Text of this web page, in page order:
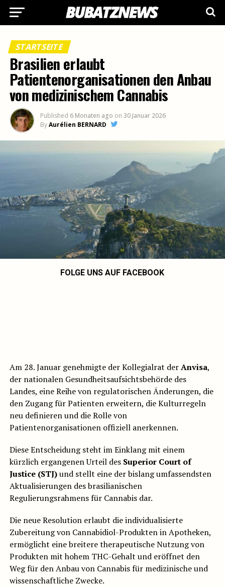
STARTSEITE
Brasilien erlaubt
Patientenorganisationen den Anbau
von medizinischem Cannabis
Published 6 Monaten ago on 30 Januar 2026
ByAurélien BERNARD
FOLGE UNS AUF FACEBOOK
Am 28. Januar genehmigte der Kollegialrat derAnvisa,
der nationalen Gesundheitsaufsichtsbehörde des
Landes, eine Reihe von regulatorischen Änderungen, die
den Zugang für Patienten erweitern, die Kulturregeln
neu definieren und die Rolle von
Patientenorganisationen offiziell anerkennen.
Diese Entscheidung steht im Einklang mit einem
kürzlich ergangenen Urteil des Superior Court of
Justice (STJ)und stellt eine der bislang umfassendsten
Aktualisierungen des brasilianischen
Regulierungsrahmens für Cannabis dar.
Die neue Resolution erlaubt die individualisierte
Zubereitung von Cannabidiol-Produkten in Apotheken,
ermöglicht eine breitere therapeutische Nutzung von
Produkten mit hohem THC-Gehalt und eröffnet den
Weg für den Anbau von Cannabis für medizinische und
wissenschaftliche Zwecke.